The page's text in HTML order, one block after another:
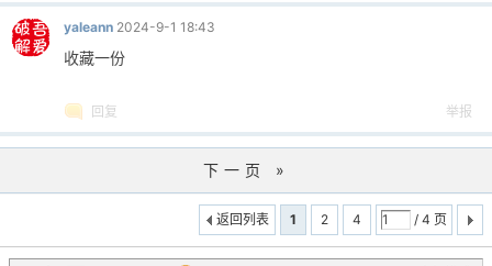
yaleann 2024-9-1 18:43
收藏一份
回复 举报
下一页 »
1 2 4 / 4 页
返回列表